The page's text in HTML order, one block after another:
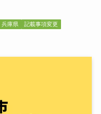
兵庫県 記載事項変更